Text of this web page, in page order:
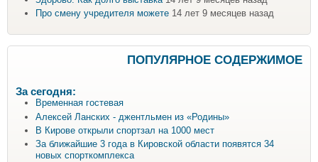
Про смену учредителя можете 14 лет 9 месяцев назад
ПОПУЛЯРНОЕ СОДЕРЖИМОЕ
За сегодня:
Временная гостевая
Алексей Ланских - джентльмен из «Родины»
В Кирове открыли спортзал на 1000 мест
За ближайшие 3 года в Кировской области появятся 34
новых спорткомплекса